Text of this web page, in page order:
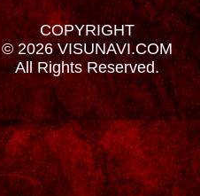
COPYRIGHT
© 2026 VISUNAVI.COM
All Rights Reserved.